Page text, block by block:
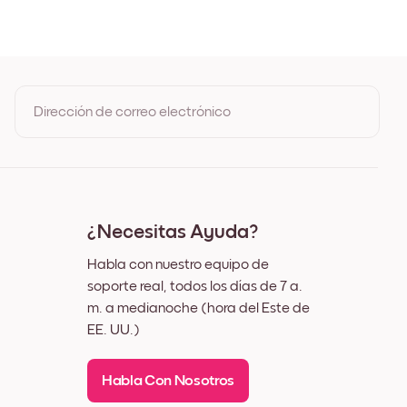
Dirección de correo electrónico
¿Necesitas Ayuda?
Habla con nuestro equipo de
soporte real, todos los días de 7 a.
m. a medianoche (hora del Este de
EE. UU.)
Habla Con Nosotros